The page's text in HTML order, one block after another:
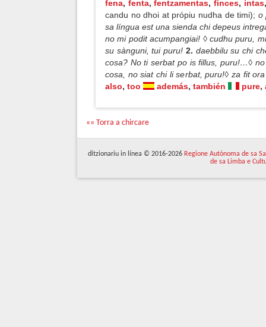
fena, fenta,fentzamentas,finces, intas
candu no dhoi at própiu nudha de timi); o
sa língua est una sienda chi depeus
no mi podit acumpangiai! ◊ cudhu puru,
su sànguni, tui puru! 2. daebbilu su chi
cosa? No ti serbat po is fillus, puru!…◊
cosa, no siat chi li serbat, puru!◊ za fit
also, too además, también pure,
«« Torra a chircare
ditzionariu in línea © 2016-2026 Regione Autònoma de sa
de sa Limba e